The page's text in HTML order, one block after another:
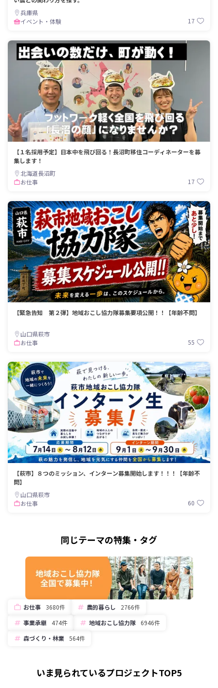
兵庫県
イベント・体験
17
【１名採用予定】日本中を飛び回る！長沼町移住コーディネーターを募
集します！
北海道長沼町
お仕事
17
【緊急告知 第２弾】地域おこし協力隊募集要項公開！！【年齢不問】
山口県萩市
お仕事
55
【萩市】８つのミッション、インターン募集開始します！！！【年齢不
問】
山口県萩市
お仕事
60
同じテーマの特集・タグ
お仕事 3680件 農的暮らし
2766件
事業承継
474件 地域おこし協力隊
6946件
森づくり・林業
564件
いま見られているプロジェクトTOP5